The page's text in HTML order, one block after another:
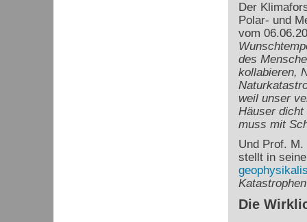
Der
Polar- und
vom
des
kollabieren,
weil unser
Häuser dicht
muss mit
Und Prof.
stellt in
Katastrophen
Die